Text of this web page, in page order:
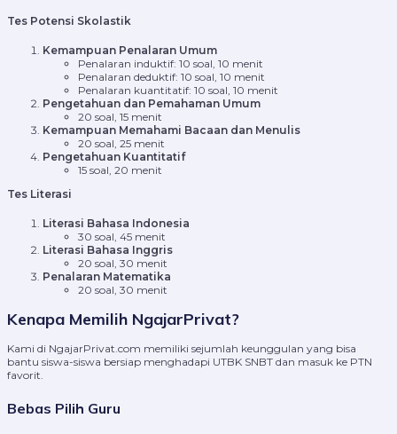
Tes Potensi Skolastik
Kemampuan Penalaran Umum
Penalaran induktif: 10 soal, 10 menit
Penalaran deduktif: 10 soal, 10 menit
Penalaran kuantitatif: 10 soal, 10 menit
Pengetahuan dan Pemahaman Umum
20 soal, 15 menit
Kemampuan Memahami Bacaan dan Menulis
20 soal, 25 menit
Pengetahuan Kuantitatif
15 soal, 20 menit
Tes Literasi
Literasi Bahasa Indonesia
30 soal, 45 menit
Literasi Bahasa Inggris
20 soal, 30 menit
Penalaran Matematika
20 soal, 30 menit
Kenapa Memilih NgajarPrivat?
Kami di NgajarPrivat.com memiliki sejumlah keunggulan yang bisa
bantu siswa-siswa bersiap menghadapi UTBK SNBT dan masuk ke PTN
favorit.
Bebas Pilih Guru